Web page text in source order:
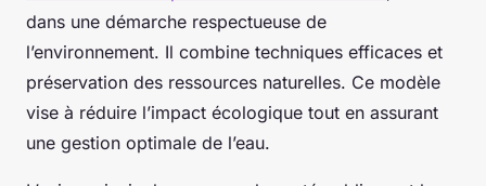
dans une démarche respectueuse de
l’environnement. Il combine techniques efficaces et
préservation des ressources naturelles. Ce modèle
vise à réduire l’impact écologique tout en assurant
une gestion optimale de l’eau.